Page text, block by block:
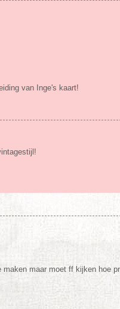
van Inge's kaart!
maar moet ff kijken hoe